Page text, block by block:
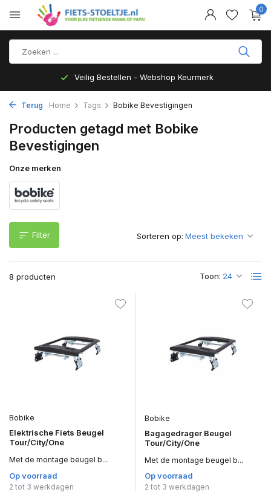
0
Veilig Bestellen - Webshop Keurmerk
Terug Home Tags Bobike Bevestigingen
Producten getagd met Bobike
Bevestigingen
Onze merken
Filter
8 producten Toon:
Sorteren op:
Bobike
Elektrische Fiets Beugel
Tour/City/One
Met de montage beugel b...
Op voorraad
2 tot 3 werkdagen
Bobike
Bagagedrager Beugel
Tour/City/One
Met de montage beugel b...
Op voorraad
2 tot 3 werkdagen